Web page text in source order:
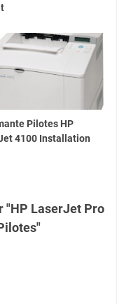
Pilotes HP
4100 Installation
"HP LaserJet Pro